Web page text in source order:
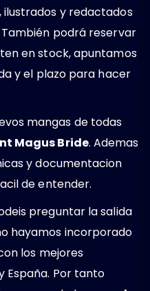
y redactados
podrá reservar
en stock, apuntamos
y el plazo para hacer
mangas de todas
Magus Bride. Ademas
y documentacion
de entender.
preguntar la salida
hayamos incorporado
los mejores
España. Por tanto